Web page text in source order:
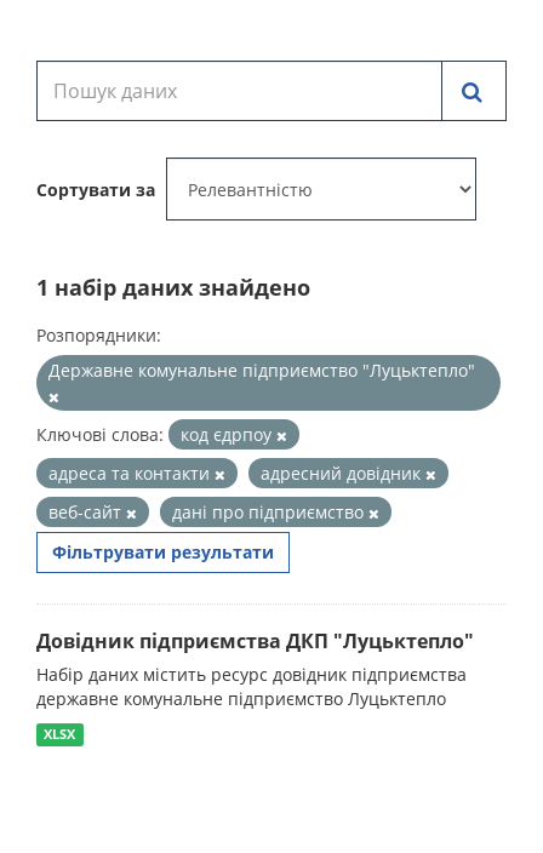
Сортувати за
1 набір даних знайдено
Розпорядники:
Державне комунальне підприємство "Луцьктепло"
Ключові слова:
код єдрпоу
адреса та контакти
адресний довідник
веб-сайт
дані про підприємство
Фільтрувати результати
Довідник підприємства ДКП "Луцьктепло"
Набір даних містить ресурс довідник підприємства
державне комунальне підприємство Луцьктепло
XLSX